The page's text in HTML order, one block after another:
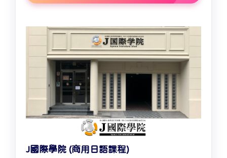
J國際學院 (商用日語課程)